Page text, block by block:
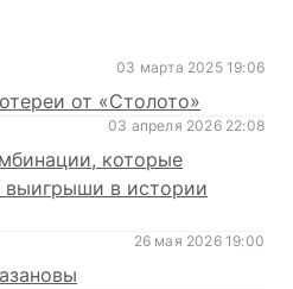
03 марта 2025 19:06
от «Столото»
03 апреля 2026 22:08
которые
выигрыши в истории
26 мая 2026 19:00